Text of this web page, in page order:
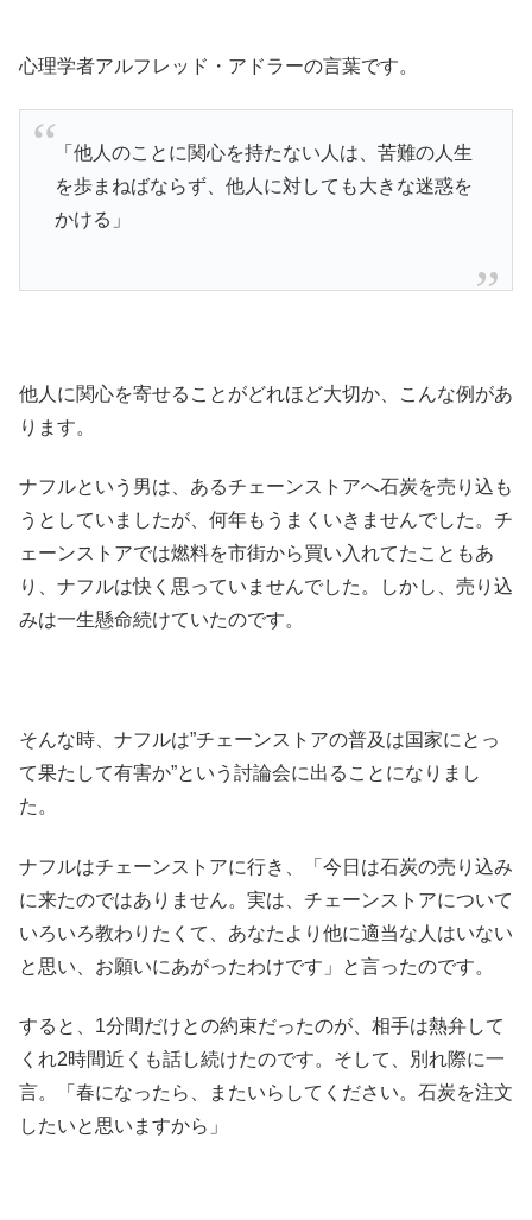
心理学者アルフレッド・アドラーの言葉です。
「他人のことに関心を持たない人は、苦難の人生
を歩まねばならず、他人に対しても大きな迷惑を
かける」
他人に関心を寄せることがどれほど大切か、こんな例があ
ります。
ナフルという男は、あるチェーンストアへ石炭を売り込も
うとしていましたが、何年もうまくいきませんでした。チ
ェーンストアでは燃料を市街から買い入れてたこともあ
り、ナフルは快く思っていませんでした。しかし、売り込
みは一生懸命続けていたのです。
そんな時、ナフルは”チェーンストアの普及は国家にとっ
て果たして有害か”という討論会に出ることになりまし
た。
ナフルはチェーンストアに行き、「今日は石炭の売り込み
に来たのではありません。実は、チェーンストアについて
いろいろ教わりたくて、あなたより他に適当な人はいない
と思い、お願いにあがったわけです」と言ったのです。
すると、1分間だけとの約束だったのが、相手は熱弁して
くれ2時間近くも話し続けたのです。そして、別れ際に一
言。「春になったら、またいらしてください。石炭を注文
したいと思いますから」